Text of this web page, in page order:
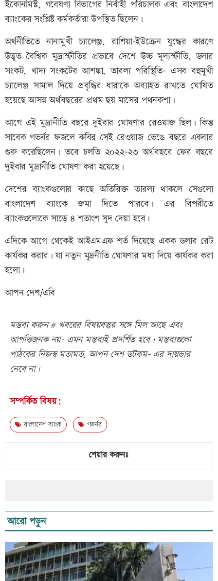
ইকোনমিস্ট, গবেষণা বিভাগের নির্বাহী পরিচালক এবং বাংলাদেশ
ব্যাংকের সংশ্লিষ্ট কর্মকর্তারা উপস্থিত ছিলেন।
অর্থনীতিতে নানামুখী চ্যালেঞ্জ, রাশিয়া-ইউক্রেন যুদ্ধের কারণে
উদ্ভূত বৈশ্বিক মুদ্রাস্ফীতির প্রভাবে দেশে উচ্চ মূল্যস্ফীতি, ডলার
সংকট, খাদ্য সংকটের আশঙ্কা, তারল্য পরিস্থিতি- এসব বহুমুখী
চ্যালেঞ্জ সামাল দিয়ে প্রবৃদ্ধির ধারাকে অব্যাহত রাখতে ঘোষিত
হয়েছে আসন্ন অর্থবছরের প্রথম ছয় মাসের পথনকশা।
আগে এই মুদ্রানীতি বছরে দুইবার ঘোষণার রেওয়াজ ছিল। কিন্তু
সাবেক গভর্নর ফজলে কবির সেই রেওয়াজ ভেঙে বছরে একবার
শুরু করেছিলেন। তবে চলতি ২০২২-২৩ অর্থবছরে ফের বছরে
দুইবার মুদ্রানীতি ঘোষণা করা হয়েছে।
দেশের ব্যাংকগুলোর কাছে অতিরিক্ত তারল্য থাকলে সেগুলো
বাংলাদেশ ব্যাংকে জমা দিতে পারবে। এর বিপরীতে
ব্যাংকগুলোকে সাড়ে ৪ শতাংশ সুদ দেয়া হবে।
এদিকে আগে থেকেই আইএমএফ শর্ত দিয়েছে একক ডলার রেট
কার্যকর করার। যা নতুন মুদ্রনীতি ঘোষণার মধ্য দিয়ে কার্যকর করা
হলো।
আপন দেশ/এবি
মন্তব্য করুন # খবরের বিষয়বস্তুর সঙ্গে মিল আছে এবং
আপত্তিজনক নয়- এমন মন্তব্যই প্রদর্শিত হবে। মন্তব্যগুলো
পাঠকের নিজস্ব মতামত, আপন দেশ ডটকম- এর দায়ভার
নেবে না।
সম্পর্কিত বিষয়:
বাংলাদেশ ব্যাংক গভর্নর
শেয়ার করুনঃ
আরো পড়ুন